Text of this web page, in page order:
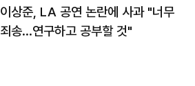
이상준, LA 공연 논란에 사과 "너무
죄송…연구하고 공부할 것"